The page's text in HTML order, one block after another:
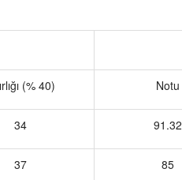
(% 40) Notu
34 91.32
37 85